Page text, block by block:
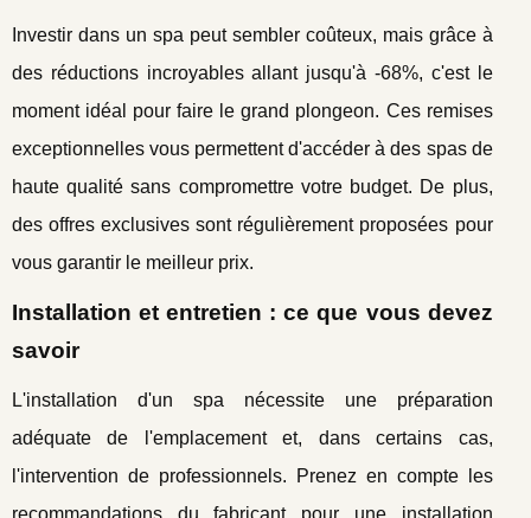
Investir dans un spa peut sembler coûteux, mais grâce à
des réductions incroyables allant jusqu'à -68%, c'est le
moment idéal pour faire le grand plongeon. Ces remises
exceptionnelles vous permettent d'accéder à des spas de
haute qualité sans compromettre votre budget. De plus,
des offres exclusives sont régulièrement proposées pour
vous garantir le meilleur prix.
Installation et entretien : ce que vous devez
savoir
L'installation d'un spa nécessite une préparation
adéquate de l'emplacement et, dans certains cas,
l'intervention de professionnels. Prenez en compte les
recommandations du fabricant pour une installation